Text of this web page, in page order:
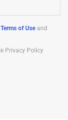
Terms of Useand
Privacy Policy